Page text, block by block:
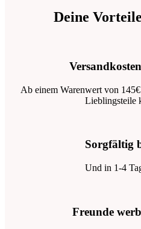
Deine
Ab einem Warenwert von
Lieblingsteile
Sorgfältig
Und in 1-4
Freunde